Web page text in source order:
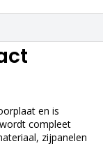
en is
compleet
zijpanelen